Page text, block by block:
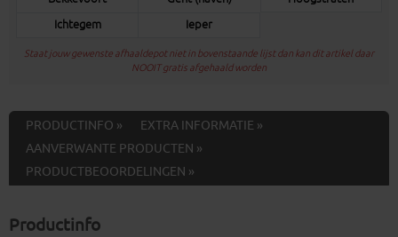
Ichtegem
Ieper
Staat jouw gewenste afhaaldepot niet in bovenstaande lijst dan kan dit artikel daar
NOOIT gratis afgehaald worden
PRODUCTINFO »
EXTRA INFORMATIE »
AANVERWANTE PRODUCTEN »
PRODUCTBEOORDELINGEN »
Productinfo